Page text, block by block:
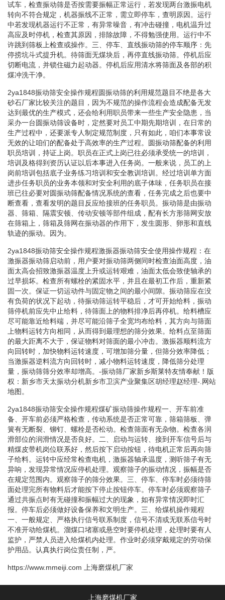
试车，检查振动筛是否按需要振幅正常运行，若发现两台激振电机
转向不符合规定，机器振线不正常，需立即停车，查明原因。运行
中若发现机器运行不正常，有异常噪音，有冲击碰撞，电机温升过
高应及时停机，检查其原因，排除故障，不得勉强使用。运行中不
许跳到筛板上检查或操作。三、停车、直线振动筛的停车顺序：先
停捞坑斗式提升机。待筛面无煤块后，再停直线振动筛。停机后应
切断电流，并锁住磁力起动器。停机后应用清水将筛面及各部的积
煤冲洗干净。
2ya1848振动筛安全操作规程圆振动筛的利用规范题目不绝是各大
砂石厂家比较关注的题目，因为不规范的操作流程会造成配备无发
达到最优的生产模式，还会给利用职员带来一些生产安全隐患，当
采办一台圆振动筛设备时，定然要对员工中期先期培训，在日常的
生产过程中，还要派专人制定规范制度，只有如此，咱们本事常设
无效的让咱们的配备处于高效率的生产过程。圆振动筛配备的利用
职员培训，持证上岗。职员在正式上岗已往必须承受统一的培训，
培训及格得到资历认证以后本事进入任务岗。一般来说，员工的上
岗前培训包括底子业务练习培训和安全教训培训。经过培训单方面
进步任务职员的业务本领和对安全利用的底子体味，任务职员在接
班已往必要对圆振动筛配备情况系统的查看，任务完成之后也要中
断查看，查看发明的题目反应给接班的任务职员。振动筛是由振动
器、筛箱、隔震安顿、传动安顿等部件组成，配有长方形筛网安放
在筛箱上，筛箱及筛网在振动器的作用下，发生圆形、卵形和直线
轨迹的振动。因为。
2ya1848振动筛安全操作规程激振器振动筛安全使用操作规程：在
激振器振动筛启动前，用户要对振动筛两侧同时检查油面高度，油
面太高会招致激振器温度上升或运转艰难，油面太低会致使轴承的
过早损坏。检查所有螺栓的紧固水平，并且在最初工作后，重新紧
固一次。保证一切运动件与固定物之间的最小间隙。振动筛应在没
有负荷的状况下起动，待振动筛运转平稳后，才可开始给料，振动
筛停机前应先中止给料，待筛面上的物料排净后再停机。给料槽应
尽可能靠近给料端，并尽可能沿筛子全宽均布给料，其方向与筛面
上物料运转方向相同，从而得到最理想的筛分效果。给料点至筛面
的最大距离不大于，保证物料对筛面的最小冲击。激振器顺料流方
向回转时，加快物料运转速度，可增加筛分量，但筛分效率降低；
当激振器逆料流方向回转时，减小物料运转速度，降低筛分处理
量，振动筛筛分效率却增高。-振动筛厂家新乡斯莱特友情奉献！版
权：新乡市天太振动分机新乡市卫滨产业聚集区胡经理赵经理-.网站
地图。
2ya1848振动筛安全操作规程煤矿振动筛操作规程一、开车前准
备、开车前必须严格检查，传动系统是否正常可靠，筛箱筛板、弹
簧有无断裂、铆钉、螺栓是否松动。检查筛面有无杂物。检查各润
滑部位的润滑情况是否良好。二、启动与运转、接到开车信号后与
精煤皮带机岗位联系好，然后按下启动按钮，待电机正常后再向筛
子给料。运转中应经常检查电机，激振器轴承温度，测听筛子有无
异响，发现异常情况应停机处理。观察筛子的振动情况，振幅是否
在规定范围内。观察筛子的筛分效果。三、停车、停车时必须待筛
面处理完所有物料后才能按下停止按钮停车。停车时必须观察筛子
通过共振点时有无碰撞和振幅过大的现象，如有异常情况即时汇
报。停车后必须做好设备保养和文明生产。三、给煤机操作规程
一、一般规定、严格执行信号联系制度，信号不清或无联系信号时
不准开动给煤机。溜煤口堵塞或悬空时要停机处理，处理时要有人
监护，严禁人员进入给煤机内处理。作业时必须穿戴规定的劳动保
护用品。认真执行岗位责任制，严。
https://www.mmeiji.com 上海磨煤机厂家
上海磨煤机厂家